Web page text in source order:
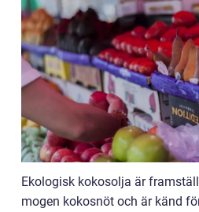
Ekologisk kokosolja är
mogen kokosnöt och är känd